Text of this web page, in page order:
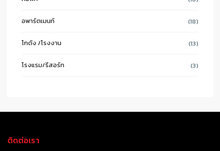
อพาร์ตเมนท์ (18)
โกดัง /โรงงาน (13)
โรงแรม/รีสอร์ท (3)
ติดต่อเรา